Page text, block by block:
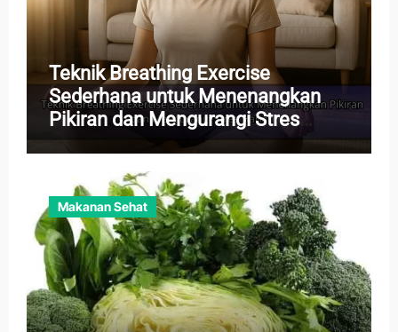
Teknik Breathing Exercise
Sederhana untuk Menenangkan
Pikiran dan Mengurangi Stres
Harian
Makanan Sehat